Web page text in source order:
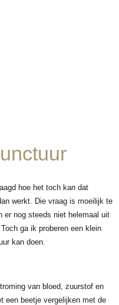
hoe het toch kan dat
werkt. Die vraag is moeilijk te
er nog steeds niet helemaal uit
ga ik proberen een klein
kan doen.
van bloed, zuurstof en
een beetje vergelijken met de